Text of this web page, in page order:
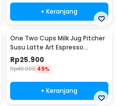
+ Keranjang
One Two Cups Milk Jug Pitcher
Susu Latte Art Espresso
Stainless Steel 150ml - J068
Rp25.900
Rp49.900 49%
+ Keranjang